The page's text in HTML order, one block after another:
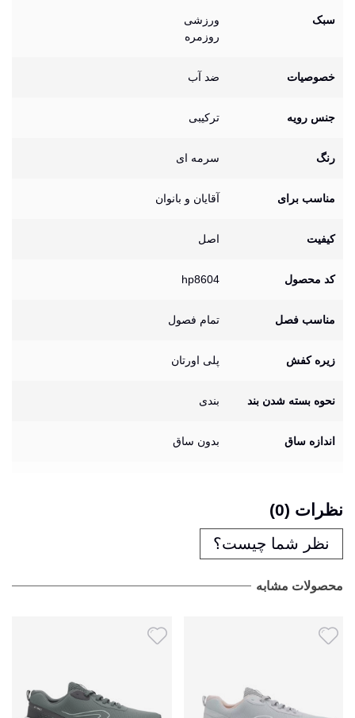
سبک
ورزشی
روزمره
خصوصیات ضد آب
جنس رویه ترکیبی
رنگ سرمه ای
مناسب برای آقایان و بانوان
کیفیت اصل
کد محصول hp8604
مناسب فصل تمام فصول
زیره کفش پلی اورتان
نحوه بسته شدن بند بندی
اندازه ساق بدون ساق
نظرات (0)
نظر شما چیست؟
محصولات مشابه